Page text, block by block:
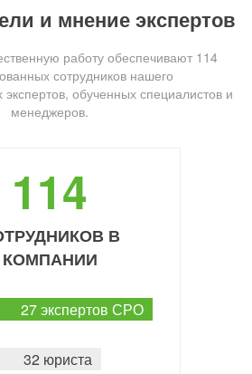
и мнение экспертов
работу обеспечивают 114
сотрудников нашего
экспертов, обученных специалистов и
менеджеров.
114
В
КОМПАНИИ
27 экспертов СРО
32 юриста